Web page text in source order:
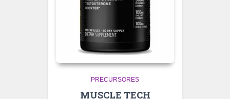
PRECURSORES
MUSCLE TECH